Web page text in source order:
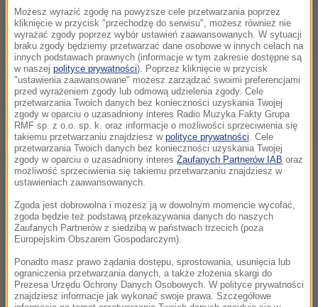
Wciąż osłabiamy ich (IS) przywódców, ich sieci
finansowania, ich infrastrukturę. Będziemy ich tropić i
ich pokonamy- zapowiedział amerykański prezydent.
Podkreślił, że dżihadyści w Iraku i Syrii wciąż tracą
teren. Przyznał, że jednocześnie mają także zdolność
przeprowadzania seryjnych ataków terrorystycznych,
"jakie widzieliśmy w Turcji i w Belgii".
Amerykański prezydent zapowiedział, że będzie
zabiegał o zwiększenie zaangażowania koalicji
międzynarodowej w walkę z Państwem Islamskim.
Pracujemy nad tym, by przyspieszyć kampanię
przeciwko IS- zapewnił.
Możesz wyrazić zgodę na powyższe cele przetwarzania poprzez
kliknięcie w przycisk "przechodzę do serwisu", możesz również nie
wyrażać zgody poprzez wybór ustawień zaawansowanych. W sytuacji
braku zgody będziemy przetwarzać dane osobowe w innych celach na
innych podstawach prawnych (informacje w tym zakresie dostępne są
w naszej polityce prywatności). Poprzez kliknięcie w przycisk
"ustawienia zaawansowane" możesz zarządzać swoimi preferencjami
przed wyrażeniem zgody lub odmową udzielenia zgody. Cele
przetwarzania Twoich danych bez konieczności uzyskania Twojej
zgody w oparciu o uzasadniony interes Radio Muzyka Fakty Grupa
RMF sp. z o.o. sp. k. oraz informacje o możliwości sprzeciwienia się
takiemu przetwarzaniu znajdziesz w polityce prywatności. Cele
przetwarzania Twoich danych bez konieczności uzyskania Twojej
zgody w oparciu o uzasadniony interes Zaufanych Partnerów IAB oraz
możliwość sprzeciwienia się takiemu przetwarzaniu znajdziesz w
ustawieniach zaawansowanych.
Zgoda jest dobrowolna i możesz ją w dowolnym momencie wycofać,
zgoda będzie też podstawą przekazywania danych do naszych
Zaufanych Partnerów z siedzibą w państwach trzecich (poza
Europejskim Obszarem Gospodarczym).
Ponadto masz prawo żądania dostępu, sprostowania, usunięcia lub
ograniczenia przetwarzania danych, a także złożenia skargi do
Prezesa Urzędu Ochrony Danych Osobowych. W polityce prywatności
znajdziesz informacje jak wykonać swoje prawa. Szczegółowe